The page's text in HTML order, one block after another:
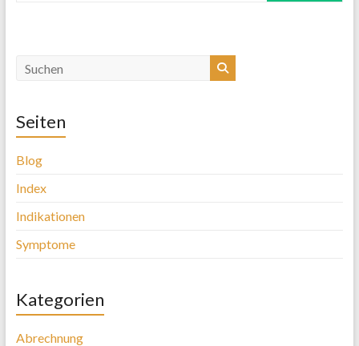
Seiten
Blog
Index
Indikationen
Symptome
Kategorien
Abrechnung